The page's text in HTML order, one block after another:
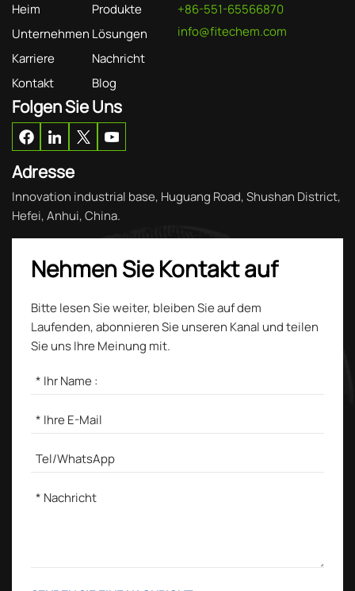
Heim
Produkte
Unternehmen Lösungen
Karriere
Nachricht
Kontakt
Blog
+86-551-65566870
info@fitechem.com
Folgen Sie Uns
Adresse
Innovation industrial base, Huguang Road, Shushan District,
Hefei, Anhui, China.
Nehmen Sie Kontakt auf
Bitte lesen Sie weiter, bleiben Sie auf dem
Laufenden, abonnieren Sie unseren Kanal und teilen
Sie uns Ihre Meinung mit.